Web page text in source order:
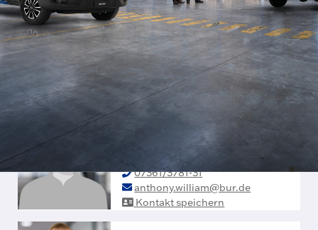
Antonino Grillo
Teiledienstleiter
0731/1435-170
antonino.grillo@bur.de
Kontakt speichern
Anthony William
Verkauf Ersatzteile & Zubehör
07361/3781-31
anthony.william@bur.de
Kontakt speichern